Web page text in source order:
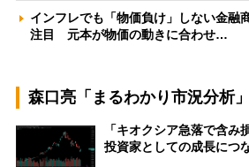
インフレでも「物価負け」しない金融
注目 元本が物価の動きに合わせ…
森口亮「まるわかり市況分析」
「キオクシア急落で含
投資家としての成長に